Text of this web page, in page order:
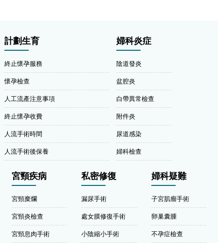
計劃生育
終止懷孕服務
懷孕檢查
人工流產注意事項
終止懷孕收費
人流手術時間
人流手術後保養
婦科炎症
陰道發炎
盆腔炎
白帶異常檢查
附件炎
尿道感染
婦科檢查
宮頸疾病
宮頸糜爛
宮頸炎檢查
宮頸息肉手術
私密修復
漏尿手術
處女膜修復手術
小陰縮小手術
婦科疑難
子宮肌瘤手術
卵巢囊腫
不孕症檢查